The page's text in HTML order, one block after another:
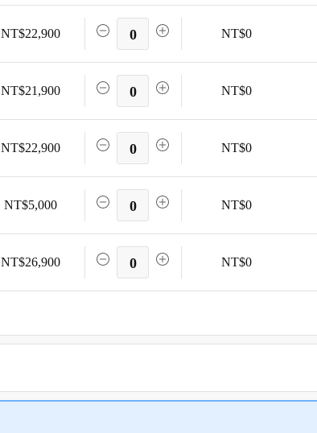
NT$22,900 0 NT$0
NT$21,900 0 NT$0
NT$22,900 0 NT$0
NT$5,000 0 NT$0
NT$26,900 0 NT$0